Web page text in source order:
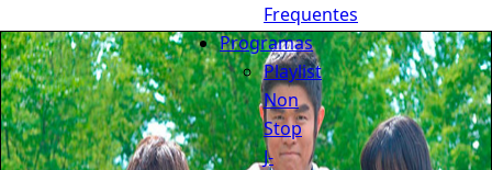
Frequentes
Programas
Playlist
Non
Stop
J-